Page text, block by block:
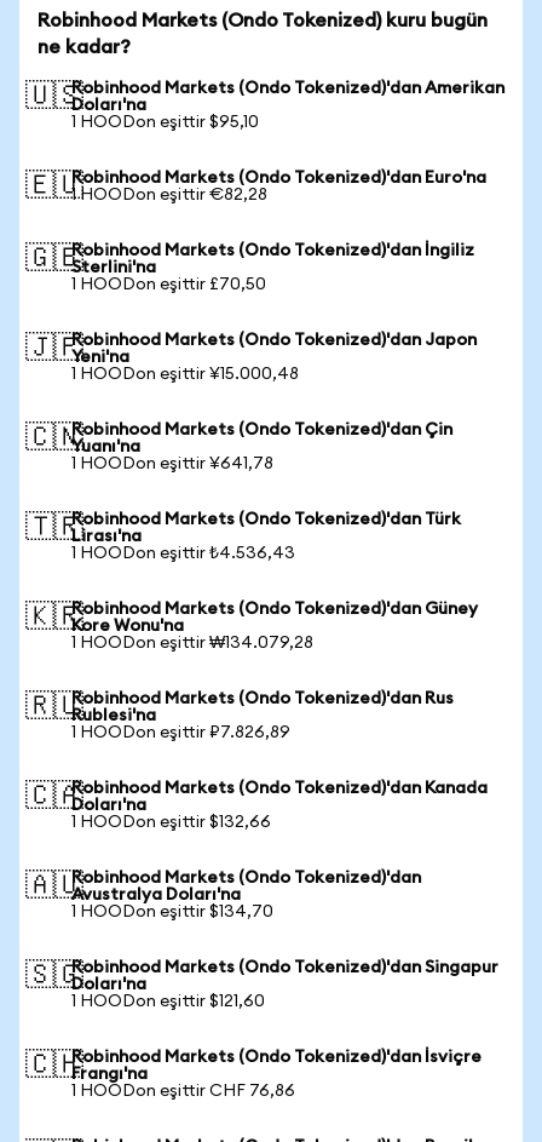
Robinhood Markets (Ondo Tokenized) kuru bugün
ne kadar?
🇺🇸Robinhood Markets (Ondo Tokenized)'dan Amerikan
Doları'na
1 HOODon eşittir $95,10
🇪🇺Robinhood Markets (Ondo Tokenized)'dan Euro'na
1 HOODon eşittir €82,28
🇬🇧Robinhood Markets (Ondo Tokenized)'dan İngiliz
Sterlini'na
1 HOODon eşittir £70,50
🇯🇵Robinhood Markets (Ondo Tokenized)'dan Japon
Yeni'na
1 HOODon eşittir ¥15.000,48
🇨🇳Robinhood Markets (Ondo Tokenized)'dan Çin
Yuanı'na
1 HOODon eşittir ¥641,78
🇹🇷Robinhood Markets (Ondo Tokenized)'dan Türk
Lirası'na
1 HOODon eşittir ₺4.536,43
🇰🇷Robinhood Markets (Ondo Tokenized)'dan Güney
Kore Wonu'na
1 HOODon eşittir ₩134.079,28
🇷🇺Robinhood Markets (Ondo Tokenized)'dan Rus
Rublesi'na
1 HOODon eşittir ₽7.826,89
🇨🇦Robinhood Markets (Ondo Tokenized)'dan Kanada
Doları'na
1 HOODon eşittir $132,66
🇦🇺Robinhood Markets (Ondo Tokenized)'dan
Avustralya Doları'na
1 HOODon eşittir $134,70
🇸🇬Robinhood Markets (Ondo Tokenized)'dan Singapur
Doları'na
1 HOODon eşittir $121,60
🇨🇭Robinhood Markets (Ondo Tokenized)'dan İsviçre
Frangı'na
1 HOODon eşittir CHF 76,86